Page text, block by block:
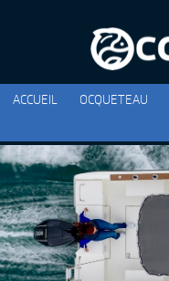
ACCUEIL OCQUETEAU